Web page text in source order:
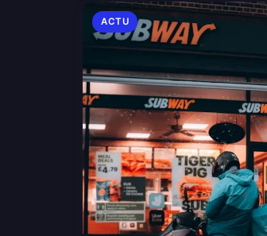
ACTU